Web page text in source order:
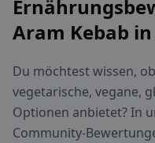
Aram Kebab
Du möchtest wissen,
vegetarische, vegane,
Optionen anbietet? In
Community-